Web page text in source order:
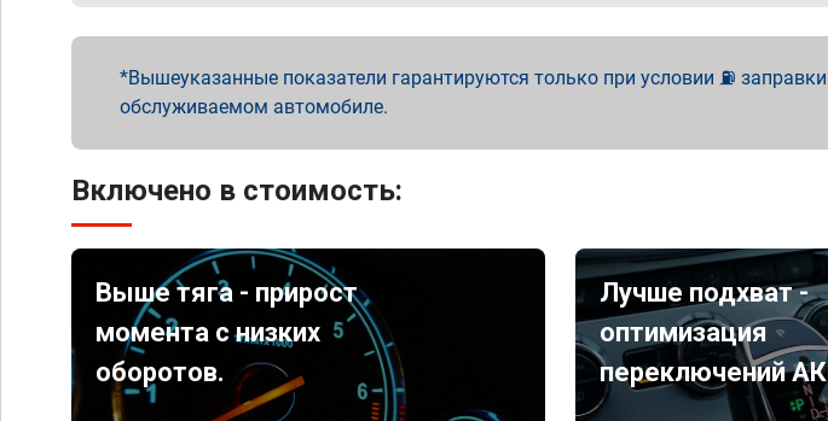
Вышеуказанные показатели гарантируются только при условии ⛽
обслуживаемом автомобиле.
Включено в стоимость:
Выше тяга - прирост
момента с низких
оборотов.
Лучше подхват -
оптимизация
переключений